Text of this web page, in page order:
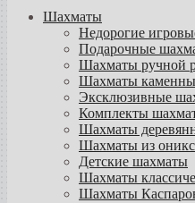
Шахматы
Недорогие
Подарочные
Шахматы ручной
Шахматы
Эксклюзивные
Комплекты
Шахматы
Шахматы из
Детские шахматы
Шахматы
Шахматы